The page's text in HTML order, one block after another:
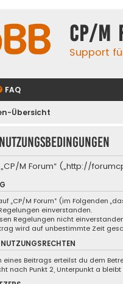
CP/M
Support
FAQ
Übersicht
M Forum“ („http://
„CP/M Forum“ (im Folgenden
einverstanden.
Regelungen nicht
wird auf unbestimmte Zeit
eines Beitrags erteilst du dem
nach Punkt 2, Unterpunkt a